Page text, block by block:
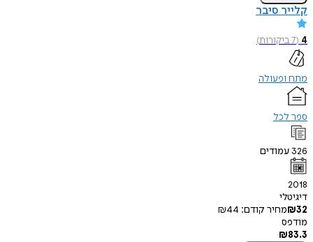
קלייר סיבר
4
(
7ביקורות)
מתח ופעולה
ספר לכל
326 עמודים
2018
דיגיטלי
₪32 מחיר קודם: ₪44
מודפס
₪83.3